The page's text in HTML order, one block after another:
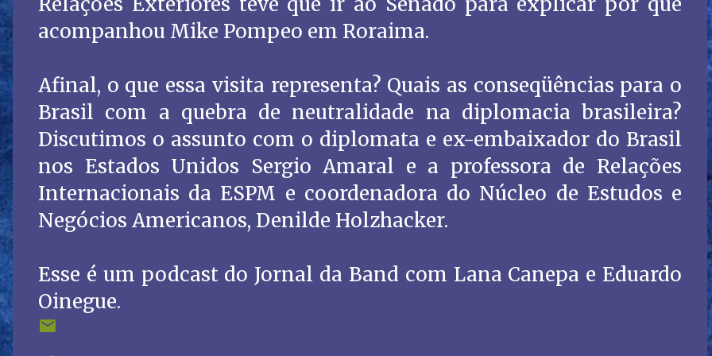
acompanhou Mike Pompeo em Roraima.
Afinal, o que essa visita representa? Quais as conseqüências para o
Brasil com a quebra de neutralidade na diplomacia brasileira?
Discutimos o assunto com o diplomata e ex-embaixador do Brasil
nos Estados Unidos Sergio Amaral e a professora de Relações
Internacionais da ESPM e coordenadora do Núcleo de Estudos e
Negócios Americanos, Denilde Holzhacker.
Esse é um podcast do Jornal da Band com Lana Canepa e Eduardo
Oinegue.